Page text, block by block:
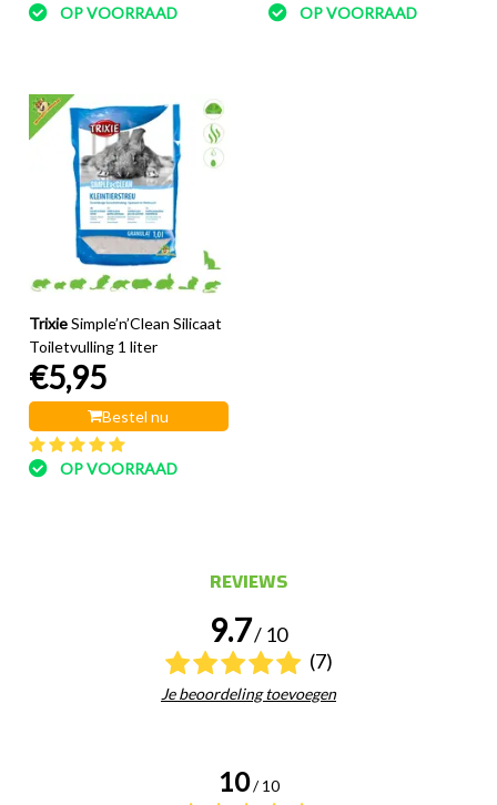
OP VOORRAAD OP VOORRAAD
Trixie Simple’n’Clean Silicaat
Toiletvulling 1 liter
€5,95
Bestel nu
OP VOORRAAD
REVIEWS
9.7/ 10
(7)
Je beoordeling toevoegen
10 / 10